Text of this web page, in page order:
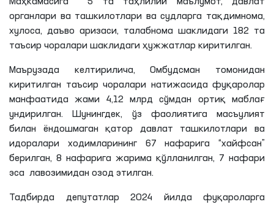
органлари ва ташкилотлари ва судларга тақдимнома,
хулоса, даъво аризаси, талабнома шаклидаги 182 та
таъсир чоралари шаклидаги ҳужжатлар киритилган.
Маърузада келтирилича, Омбудсман томонидан
киритилган таъсир чоралари натижасида фуқаролар
манфаатида жами 4,12 млрд сўмдан ортиқ маблағ
ундирилган. Шунингдек, ўз фаолиятига масъулият
билан ёндошмаган қатор давлат ташкилотлари ва
идоралари ходимларининг 67 нафарига “хайфсан”
берилган, 8 нафарига жарима қўлланилган, 7 нафари
эса лавозимидан озод этилган.
Тадбирда депутатлар 2024 йилда фуқароларга